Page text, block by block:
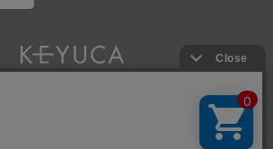
とで、第9条のポイント付与を受けるこ
イントの利用は行えず、第3条1項の通り
とでポイント利用が行えるようになりま
KAWAJUN Co., Ltd. All Rights Reserved.